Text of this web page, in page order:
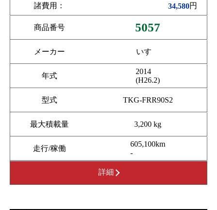
諸費用： 34,580円
商品番号 5057
メーカー いすゞ
年式
2014
(H26.2)
型式 TKG-FRR90S2
最大積載量 3,200 kg
走行/稼働
605,100km
-
詳細